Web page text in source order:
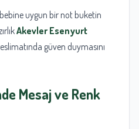
uygun bir not buketin
Akevler Esenyurt
güven duymasını
Mesaj ve Renk